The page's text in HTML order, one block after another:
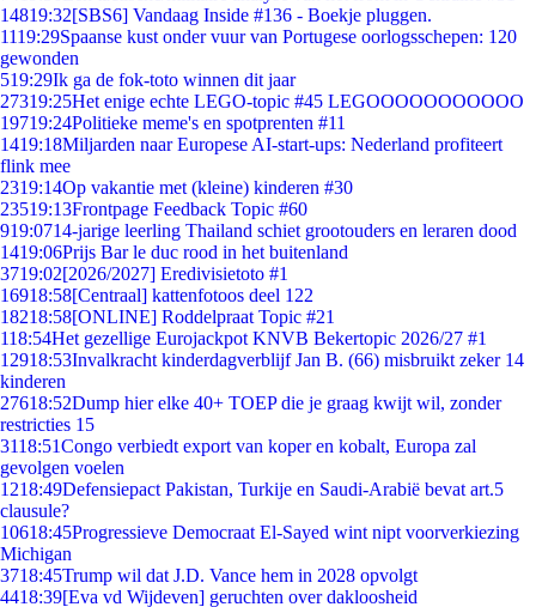
14819:32[SBS6] Vandaag Inside #136 - Boekje pluggen.
1119:29Spaanse kust onder vuur van Portugese oorlogsschepen: 120
gewonden
519:29Ik ga de fok-toto winnen dit jaar
27319:25Het enige echte LEGO-topic #45 LEGOOOOOOOOOOO
19719:24Politieke meme's en spotprenten #11
1419:18Miljarden naar Europese AI-start-ups: Nederland profiteert
flink mee
2319:14Op vakantie met (kleine) kinderen #30
23519:13Frontpage Feedback Topic #60
919:0714-jarige leerling Thailand schiet grootouders en leraren dood
1419:06Prijs Bar le duc rood in het buitenland
3719:02[2026/2027] Eredivisietoto #1
16918:58[Centraal] kattenfotoos deel 122
18218:58[ONLINE] Roddelpraat Topic #21
118:54Het gezellige Eurojackpot KNVB Bekertopic 2026/27 #1
12918:53Invalkracht kinderdagverblijf Jan B. (66) misbruikt zeker 14
kinderen
27618:52Dump hier elke 40+ TOEP die je graag kwijt wil, zonder
restricties 15
3118:51Congo verbiedt export van koper en kobalt, Europa zal
gevolgen voelen
1218:49Defensiepact Pakistan, Turkije en Saudi-Arabië bevat art.5
clausule?
10618:45Progressieve Democraat El-Sayed wint nipt voorverkiezing
Michigan
3718:45Trump wil dat J.D. Vance hem in 2028 opvolgt
4418:39[Eva vd Wijdeven] geruchten over dakloosheid